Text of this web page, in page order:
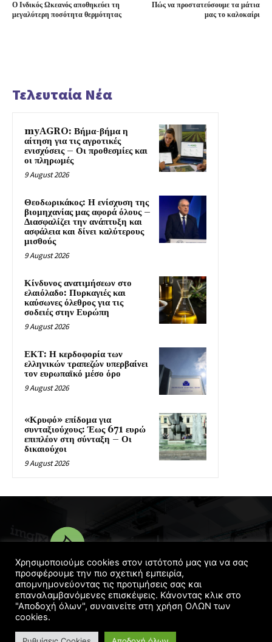
Ο Ινδικός Ωκεανός αποθηκεύει τη
μεγαλύτερη ποσότητα θερμότητας
Πώς να προστατεύσουμε τα μάτια
μας το καλοκαίρι
Τελευταία Νέα
myAGRO: Βήμα-βήμα η
αίτηση για τις αγροτικές
ενισχύσεις – Οι προθεσμίες και
οι πληρωμές
9 August 2026
Θεοδωρικάκος: Η ενίσχυση της
βιομηχανίας μας αφορά όλους –
Διασφαλίζει την ανάπτυξη και
ασφάλεια και δίνει καλύτερους
μισθούς
9 August 2026
Κίνδυνος ανατιμήσεων στο
ελαιόλαδο: Πυρκαγιές και
καύσωνες όλεθρος για τις
σοδειές στην Ευρώπη
9 August 2026
ΕΚΤ: Η κερδοφορία των
ελληνικών τραπεζών υπερβαίνει
τον ευρωπαϊκό μέσο όρο
9 August 2026
«Κρυφό» επίδομα για
συνταξιούχους: Έως 671 ευρώ
επιπλέον στη σύνταξη – Οι
δικαιούχοι
9 August 2026
© Copyright 2016 - 2022 | DesignedGeorgelaskos.com
Χρησιμοποιούμε cookies στον ιστότοπό μας για να σας
προσφέρουμε την πιο σχετική εμπειρία,
απομνημονεύοντας τις προτιμήσεις σας και
επαναλαμβανόμενες επισκέψεις. Κάνοντας κλικ στο
"Αποδοχή όλων", συναινείτε στη χρήση ΟΛΩΝ των
cookies.